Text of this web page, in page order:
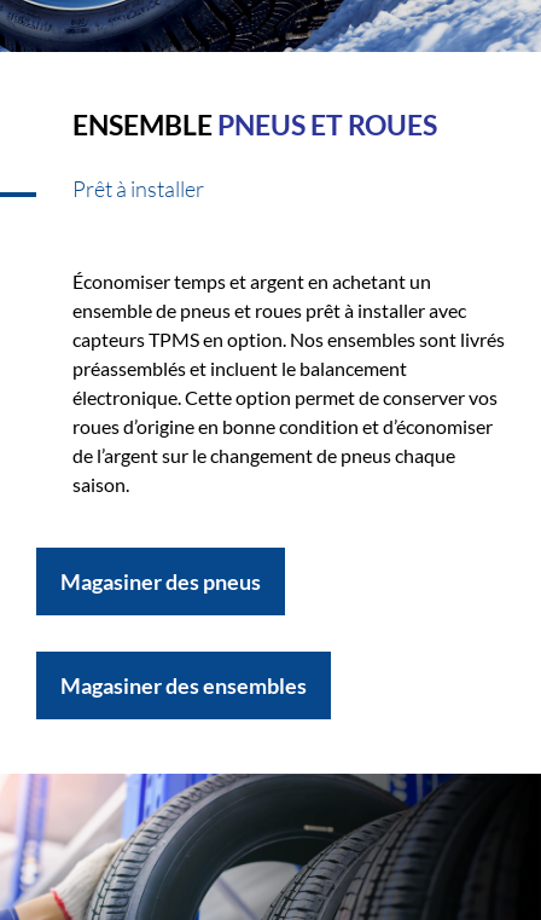
ENSEMBLEPNEUS ET ROUES
Prêt à installer
Économiser temps et argent en achetant un
ensemble de pneus et roues prêt à installer avec
capteurs TPMS en option. Nos ensembles sont livrés
préassemblés et incluent le balancement
électronique. Cette option permet de conserver vos
roues d’origine en bonne condition et d’économiser
de l’argent sur le changement de pneus chaque
saison.
Magasiner des pneus
Magasiner des ensembles